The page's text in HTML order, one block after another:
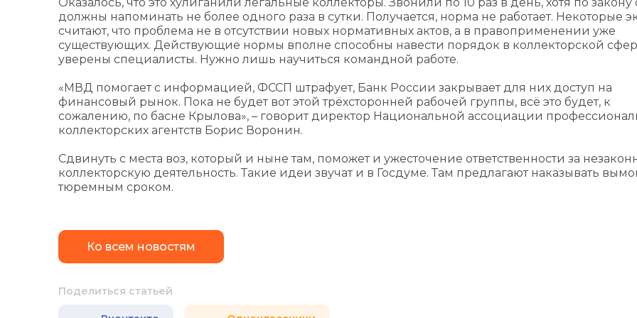
должны напоминать не более одного раза в сутки. Получается, норма не работает. Некоторые
считают, что проблема не в отсутствии новых нормативных актов, а в правоприменении уже
существующих. Действующие нормы вполне способны навести порядок в коллекторской
уверены специалисты. Нужно лишь научиться командной работе.
«МВД помогает с информацией, ФССП штрафует, Банк России закрывает для них доступ на
финансовый рынок. Пока не будет вот этой трёхсторонней рабочей группы, всё это будет, к
сожалению, по басне Крылова», – говорит директор Национальной ассоциации
коллекторских агентств Борис Воронин.
Сдвинуть с места воз, который и ныне там, поможет и ужесточение ответственности за
коллекторскую деятельность. Такие идеи звучат и в Госдуме. Там предлагают наказывать
тюремным сроком.
Ко всем новостям
Поделиться статьей